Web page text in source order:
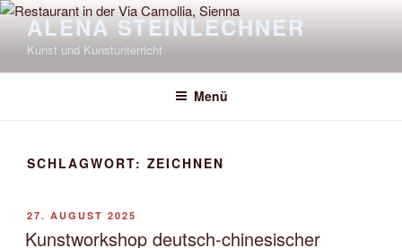
Zum
Inhalt
springen
ALENA STEINLECHNER
Kunst und Kunstunterricht
Menü
SCHLAGWORT: ZEICHNEN
VERÖFFENTLICHT
AM
27. AUGUST 2025
Kunstworkshop deutsch-chinesischer